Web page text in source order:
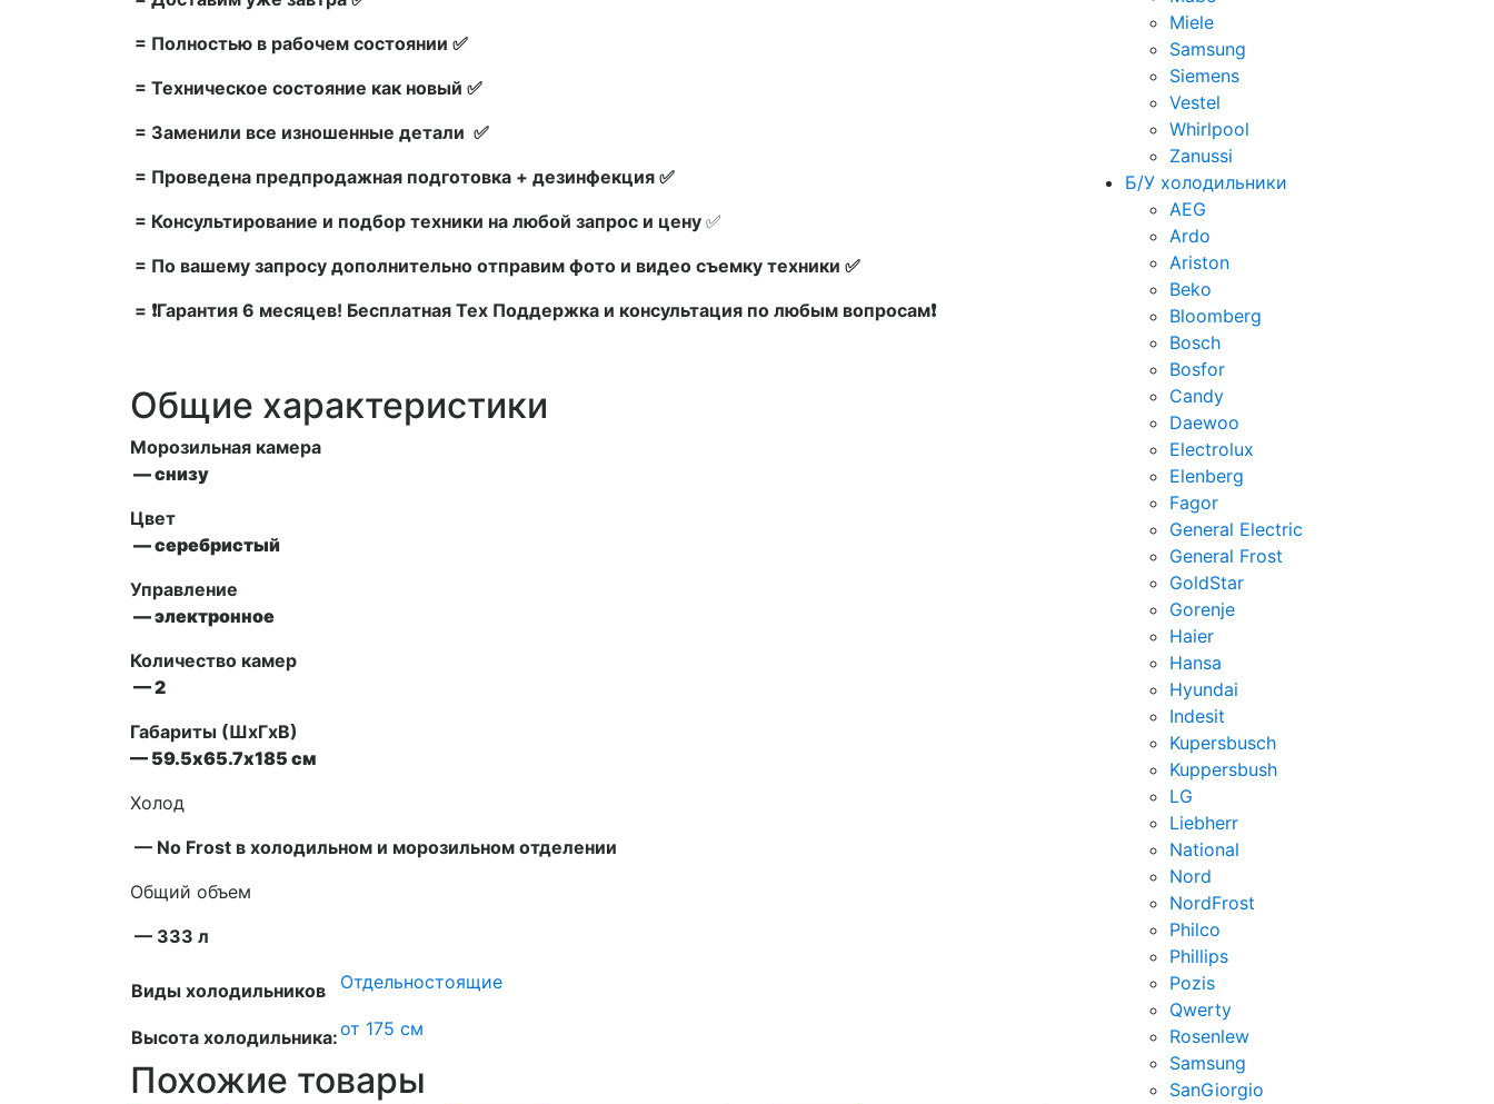
= Полностью в рабочем состоянии ✅
= Техническое состояние как новый ✅
= Заменили все изношенные детали ✅
= Проведена предпродажная подготовка + дезинфекция ✅
= Консультирование и подбор техники на любой запрос и цену ✅
= По вашему запросу дополнительно отправим фото и видео съемку техники ✅
= ❗Гарантия 6 месяцев! Бесплатная Тех Поддержка и консультация по любым вопросам❗
Общие характеристики
Морозильная камера
— снизу
Цвет
— серебристый
Управление
—электронное
Количество камер
— 2
Габариты (ШxГxВ)
— 59.5х65.7х185 см
Холод
— No Frost в холодильном и морозильном отделении
Общий объем
— 333 л
Виды холодильников Отдельностоящие
Высота холодильника:от 175 см
Похожие товары
Miele
Samsung
Siemens
Vestel
Whirlpool
Zanussi
Б/У холодильники
AEG
Ardo
Ariston
Beko
Bloomberg
Bosch
Bosfor
Candy
Daewoo
Electrolux
Elenberg
Fagor
General Electric
General Frost
GoldStar
Gorenje
Haier
Hansa
Hyundai
Indesit
Kupersbusch
Kuppersbush
LG
Liebherr
National
Nord
NordFrost
Philco
Phillips
Pozis
Qwerty
Rosenlew
Samsung
SanGiorgio